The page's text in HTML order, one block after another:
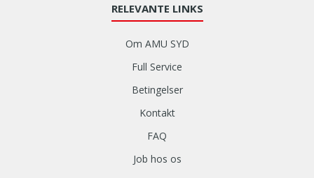
RELEVANTE LINKS
Om AMU SYD
Full Service
Betingelser
Kontakt
FAQ
Job hos os